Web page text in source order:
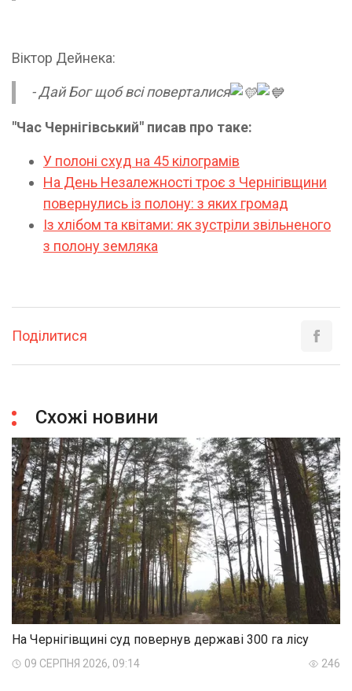
Віктор Дейнека:
- Дай Бог щоб всі поверталися
"Час Чернігівський" писав про таке:
У полоні схуд на 45 кілограмів
На День Незалежності троє з Чернігівщини
повернулись із полону: з яких громад
Із хлібом та квітами: як зустріли звільненого
з полону земляка
Поділитися
Схожі новини
На Чернігівщині суд повернув державі 300 га лісу
09 СЕРПНЯ 2026, 09:14 246